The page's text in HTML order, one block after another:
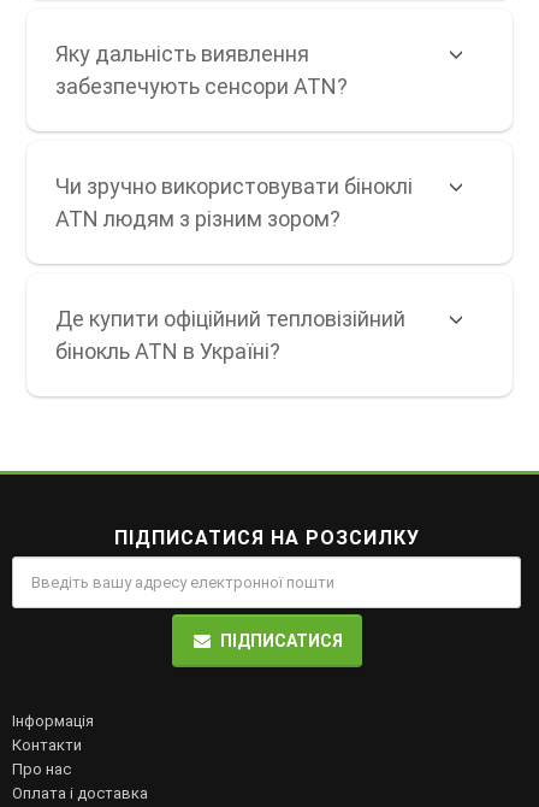
Яку дальність виявлення
забезпечують сенсори ATN?
Чи зручно використовувати біноклі
ATN людям з різним зором?
Де купити офіційний тепловізійний
бінокль ATN в Україні?
ПІДПИСАТИСЯ НА РОЗСИЛКУ
ПІДПИСАТИСЯ
Інформація
Контакти
Про нас
Оплата і доставка